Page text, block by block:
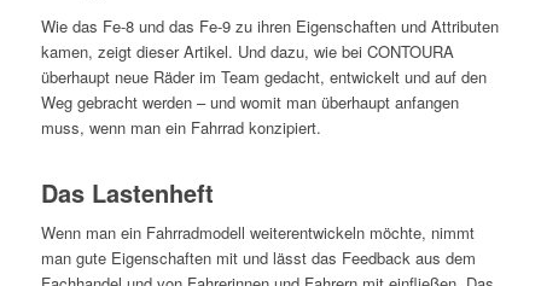
Wie das Fe-8 und das Fe-9 zu ihren Eigenschaften und Attributen
kamen, zeigt dieser Artikel. Und dazu, wie bei CONTOURA
überhaupt neue Räder im Team gedacht, entwickelt und auf den
Weg gebracht werden – und womit man überhaupt anfangen
muss, wenn man ein Fahrrad konzipiert.
Das Lastenheft
Wenn man ein Fahrradmodell weiterentwickeln möchte, nimmt
man gute Eigenschaften mit und lässt das Feedback aus dem